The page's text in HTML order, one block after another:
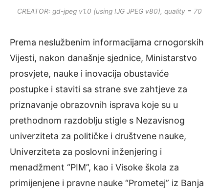
CREATOR: gd-jpeg v1.0 (using IJG JPEG v80), quality = 70
Prema neslužbenim informacijama crnogorskih
Vijesti, nakon današnje sjednice, Ministarstvo
prosvjete, nauke i inovacija obustaviće
postupke i staviti sa strane sve zahtjeve za
priznavanje obrazovnih isprava koje su u
prethodnom razdoblju stigle s Nezavisnog
univerziteta za političke i društvene nauke,
Univerziteta za poslovni inženjering i
menadžment “PIM”, kao i Visoke škola za
primijenjene i pravne nauke “Prometej” iz Banja